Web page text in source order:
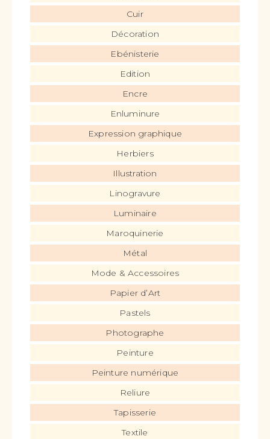
Cuir
Décoration
Ebénisterie
Edition
Encre
Enluminure
Expression graphique
Herbiers
Illustration
Linogravure
Luminaire
Maroquinerie
Métal
Mode & Accessoires
Papier d’Art
Pastels
Photographe
Peinture
Peinture numérique
Reliure
Tapisserie
Textile